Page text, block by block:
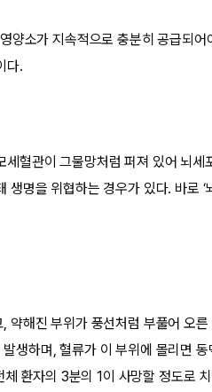
양소가 지속적으로 충분히 공급되
다.
혈관이 그물망처럼 퍼져 있어 뇌세
명을 위협하는 경우가 있다. 바로 ‘
약해진 부위가 풍선처럼 부풀어 오
생하며, 혈류가 이 부위에 몰리면
환자의 3분의 1이 사망할 정도로